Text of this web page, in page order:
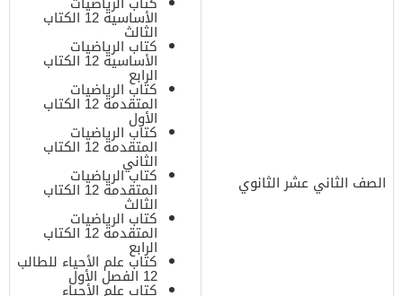
الصف الثاني عشر الثانوي
الأساسية 12 الكتاب
الثالث
كتاب الرياضيات
الأساسية 12 الكتاب
الرابع
كتاب الرياضيات
المتقدمة 12 الكتاب
الأول
كتاب الرياضيات
المتقدمة 12 الكتاب
الثاني
كتاب الرياضيات
المتقدمة 12 الكتاب
الثالث
كتاب الرياضيات
المتقدمة 12 الكتاب
الرابع
كتاب علم الأحياء للطالب
12 الفصل الأول
كتاب علم الأحياء